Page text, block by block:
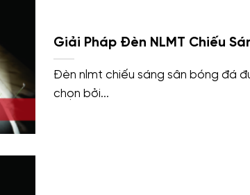
Giải Pháp Đèn NLMT Chiếu
Đèn nlmt chiếu sáng sân bóng đá
chọn bởi...